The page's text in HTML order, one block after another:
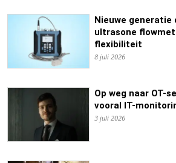
Nieuwe generatie
ultrasone
flexibiliteit
8 juli 2026
Op weg naar OT-
vooral IT-
3 juli 2026